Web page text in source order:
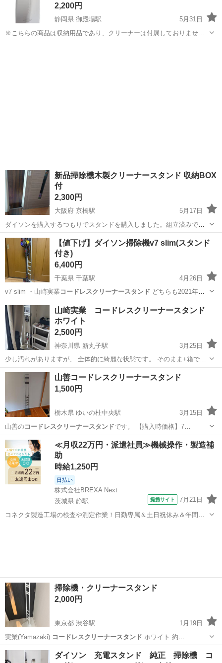
2,200円
静岡県 御殿場駅
5月31日
※こちらの商品は収納用品であり、クリーナーは付属しておりませ
新品掃除機木製クリーナースタンド 収納BOX
付
2,300円
大阪府 京橋駅
5月17日
ダイソンを購入するつもりでスタンドを購入しました。組立済みで
す。結局ダイソンでなくシャークを購入しましたので使用せず。 ステ
ィックタイプの掃除機（クリーナー）を収納できる木製スタンド。下
側には収納BOXスペースもあるので、ク...
大阪 大阪市 京橋駅 生活家電 クリーナー
【値下げ】ダイソン掃除機v7 slim(スタンド
付き)
6,400円
千葉県 千葉駅
4月26日
v7 slim ・山崎実業 コードレスクリーナースタンド どちらも2021年購
入 …
千葉 千葉市 千葉駅 生活家電 ダイソン
山崎実業 コードレスクリーナースタンド
ホワイト
2,500円
神奈川県 新丸子駅
3月25日
少し汚れがありますが、 全体的に綺麗な状態です。 そのまま+箱での
渡しです。 エントランスでのお渡しを希望です。
神奈川 川崎市 新丸子駅 収納家具
コードレスクリーナースタンド
山善コードレスクリーナースタンド
1,500円
栃木県 ゆいの杜中央駅
3月15日
山善のコードレスクリーナースタンド です。 【購入時価格】7…
栃木 宇都宮市 ゆいの杜中央駅 収納家具
コードレスクリーナースタンド
≪月収22万円・派遣社員≫機械操作・製造補
助
時給1,250円
日払い
株式会社BREXA Next
茨城県 静駅
提携サイト 7月21日
コネクタ製造工場の検査や測定作業！日勤専属＆土日祝休み＆年間休
掃除機・クリーナースタンド
2,000円
東京都 渋谷駅
1月19日
実業(Yamazaki) コードレスクリーナースタンド ホワイト 約
W22XD2…
東京 渋谷区 渋谷駅 収納家具 ダイソン
ダイソン 充電スタンド 純正 掃除機 コ